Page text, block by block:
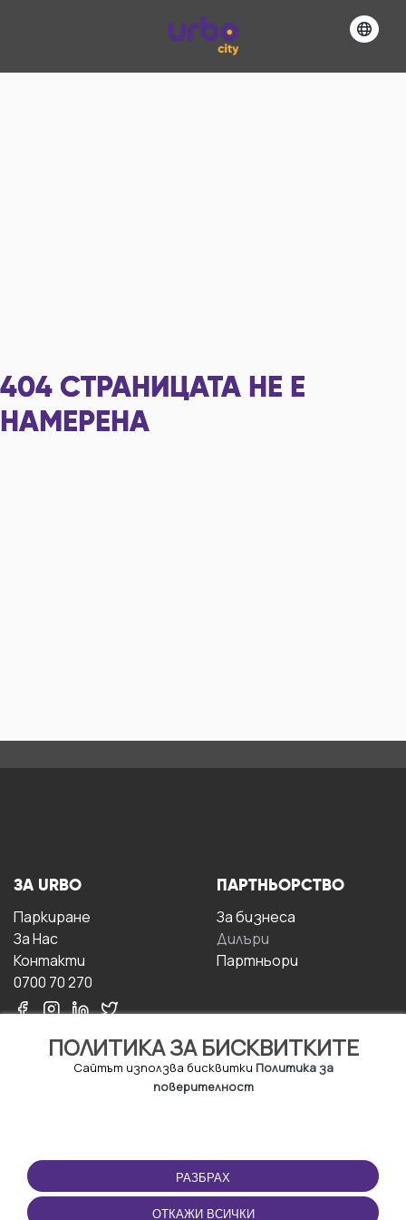
404 СТРАНИЦАТА НЕ Е
НАМЕРЕНА
ПОЛИТИКА ЗА БИСКВИТКИТЕ
Сайтът използва бисквитки Политика за
поверителност
РАЗБРАХ
ОТКАЖИ ВСИЧКИ
ЗА URBO
Паркиране
За Hас
Контакти
0700 70 270
ПАРТНЬОРСТВО
За бизнесa
Дилъри
Партньори
ПОЛЗВАНЕ
Правила и условия за
ползване
ПРИЛОЖЕНИЕТО